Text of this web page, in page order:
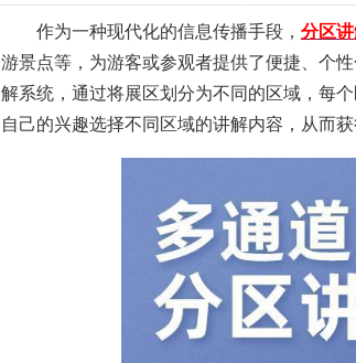
作为一种现代化的信息传播手段， 分区
游景点等，为游客或参观者提供了便捷、个
解系统，通过将展区划分为不同的区域，每
自己的兴趣选择不同区域的讲解内容，从而